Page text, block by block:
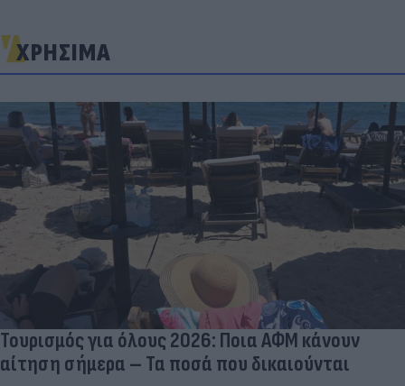
ΧΡΗΣΙΜΑ
Τουρισμός για όλους 2026: Ποια ΑΦΜ κάνουν
αίτηση σήμερα – Τα ποσά που δικαιούνται